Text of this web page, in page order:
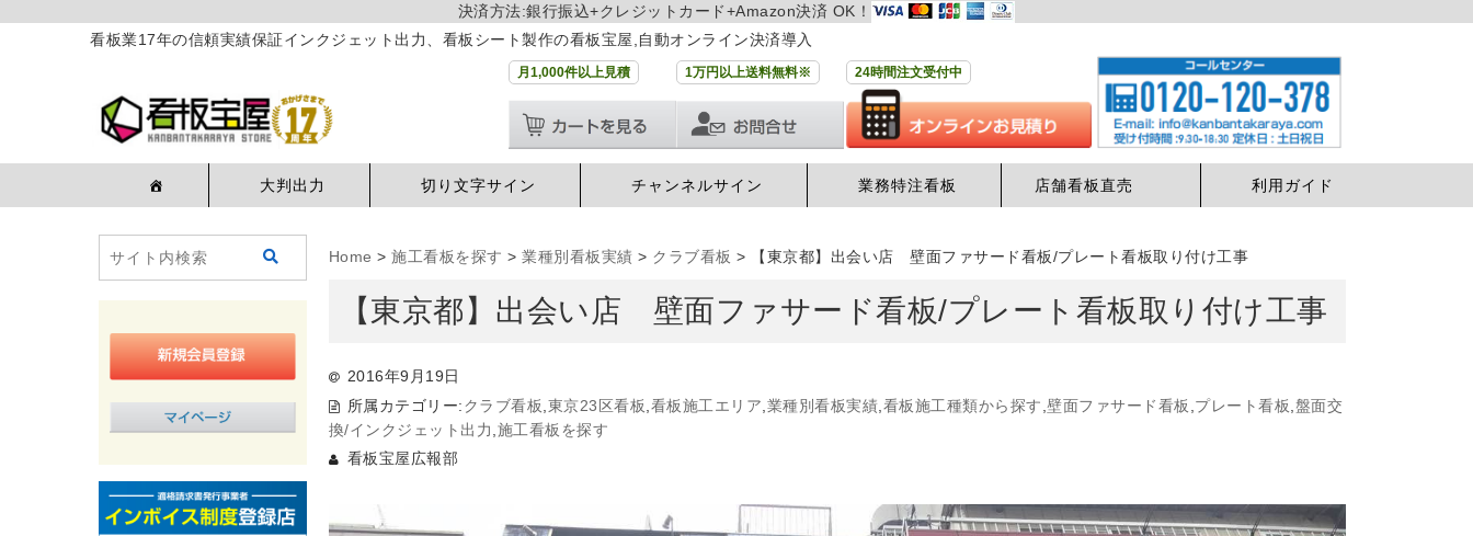
決済方法:銀行振込+クレジットカード+Amazon決済 OK！
看板業17年の信頼実績保証インクジェット出力、看板シート製作の看板宝屋,自動オンライン決済導入
月1,000件以上見積 1万円以上送料無料※ 24時間注文受付中
大判出力 切り文字サイン チャンネルサイン 業務特注看板 店舗看板直売 利用ガイド
Home > 施工看板を探す > 業種別看板実績 > クラブ看板 > 【東京都】出会い店 壁面ファサード看板/プレート看板取り付け工事
【東京都】出会い店 壁面ファサード看板/プレート看板取り付け工事
2016年9月19日
所属カテゴリー:クラブ看板 東京23区看板 看板施工エリア 業種別看板実績 看板施工種類から探す ,壁面ファサード看板 プレート看板 盤面交
換/インクジェット出力 施工看板を探す
看板宝屋広報部